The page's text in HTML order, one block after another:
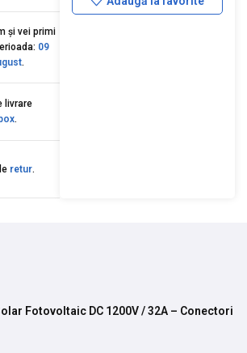
și vei primi
09
.
livrare
.
retur.
Fotovoltaic DC 1200V / 32A – Conectori